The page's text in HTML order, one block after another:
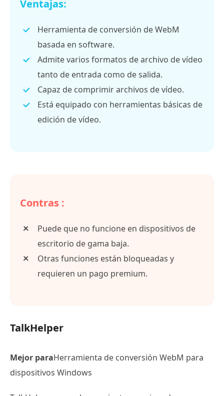
Ventajas:
Herramienta de conversión de WebM
basada en software.
Admite varios formatos de archivo de vídeo
tanto de entrada como de salida.
Capaz de comprimir archivos de vídeo.
Está equipado con herramientas básicas de
edición de vídeo.
Contras :
Puede que no funcione en dispositivos de
escritorio de gama baja.
Otras funciones están bloqueadas y
requieren un pago premium.
TalkHelper
Mejor paraHerramienta de conversión WebM para
dispositivos Windows